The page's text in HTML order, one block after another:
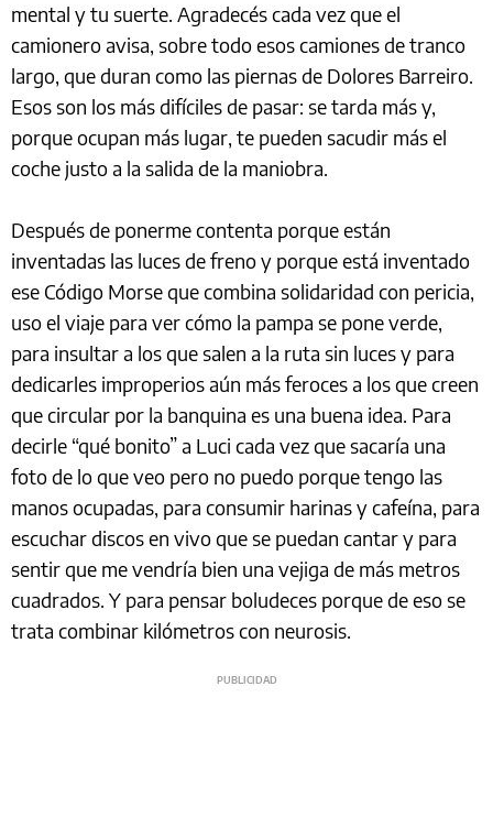
mental y tu suerte. Agradecés cada vez que el
camionero avisa, sobre todo esos camiones de tranco
largo, que duran como las piernas de Dolores Barreiro.
Esos son los más difíciles de pasar: se tarda más y,
porque ocupan más lugar, te pueden sacudir más el
coche justo a la salida de la maniobra.
Después de ponerme contenta porque están
inventadas las luces de freno y porque está inventado
ese Código Morse que combina solidaridad con pericia,
uso el viaje para ver cómo la pampa se pone verde,
para insultar a los que salen a la ruta sin luces y para
dedicarles improperios aún más feroces a los que creen
que circular por la banquina es una buena idea. Para
decirle “qué bonito” a Luci cada vez que sacaría una
foto de lo que veo pero no puedo porque tengo las
manos ocupadas, para consumir harinas y cafeína, para
escuchar discos en vivo que se puedan cantar y para
sentir que me vendría bien una vejiga de más metros
cuadrados. Y para pensar boludeces porque de eso se
trata combinar kilómetros con neurosis.